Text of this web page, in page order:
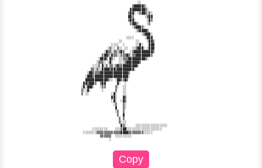
                                                  ░░
                                               ▒▓▓▓▓▓▒░
                                              ▓▓▓▓▓▓▓▓▒░
                                             ▒▓▓░ ░▒▓▓▒░▒░
                                             ▓▓▒      ░▒▓▓
                                             ▒▓▓░      ░▓▒
                                              ▒▓▓▒░    ░▒
                                               ░▒▓▓▓▒░
                                                 ░▒▓▓▓▓▒
                                                    ░▒▓▓▓░
                                            ░░░░      ░▓▓▓
                                        ░░       ░░    ░▓▓▒
                                    ░░░░  ░      ░░▓░   ▓▓▓
                                  ░▒░░ ▒░░ ░░  ░░▒▓▓▓░ ░▓▓▓
                                ░▓▒▒░▒▒░▒▓▒   ░▒▓▓▓▓▓▓▓▓▓▓▒
                               ▒▓▓▒░▓▒▒░░▒▒▒▓▒░▒▒▓▓▓▓▓▓▓▓▒
                             ░▓▓▓▒ ▓▒░  ░░▒▒▒▓▓▓▓▓▓▓▓▓▒░
                            ░▒▒▒░ ░▓░   ░░░▒▓▓▓▓▓▓▓▒
                          ░░░▒ ▓░▒ ▒▒░▒▓▒▒▓▓▓▓▓▓▓▓░
                         ▒▒░▒░░▓▓▓▓▒▓▓▒▓▓▓▓▓▓▓▓▓░
                       ░▓▓▒▒▒▒▓▓▓▓▓▓▓▓▓▓▓▓▓▓▓▒
                      ░▓▓▓▒▓▓▓▓▓▓▓▓▓▓▓▓▓▓▓▓▓▓░
                      ▓▓▓▓▓▓▓▓▓▓▓▓▒░░ ░▓▓▒▒▓▒
                     ▓▓▒▓▓▓▒  ▒▓▓      ▓░  ░
                    ░▓░▓▓▓░   ░▒▒     ▒░  ░░
                    ▒░░▓░      ░      ▒   ░░
                    ▒ ░░            ░▓░   ░░
                                    ▓▓░   ▓▒
                                    ░▓░  ░▓▒
                                     ░▒   ▒░
                                      ▓   ▒░
                                      ░▒  ▒
                                       ▒  ▓
                                        ▒ ▒
                                        ▒░░░
                                         ▓▒░     ░░░░░░░░░░░░░░░░░
                          ░░░░░░░░    ░░░▒▓▓░░░░░░░░░░░░░░░░░░░
                     ░░░░░░░▒▒▒▒▒▒▒▒▒▒▒▒▒▓▓▓▓▒▒▒▒▒▒▒▒░░░░░
                              ▒▒▒▒▒▒  ░░░░░░░░░
                                   ░